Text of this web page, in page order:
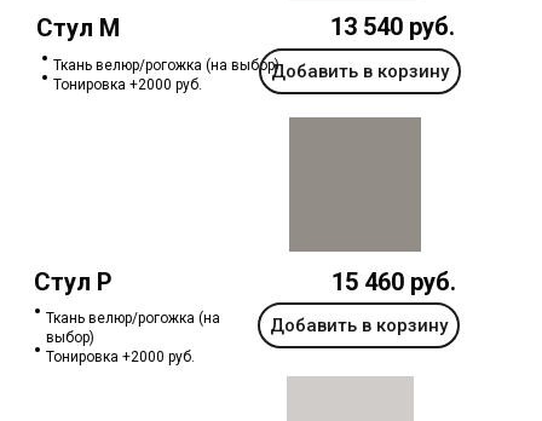
Добавить в корзину
Добавить в корзину
15 460 руб.
13 540 руб.
Ткань велюр/рогожка (на
выбор)
Тонировка +2000 руб.
Ткань велюр/рогожка (на выбор)
Тонировка +2000 руб.
Стул P
Стул М